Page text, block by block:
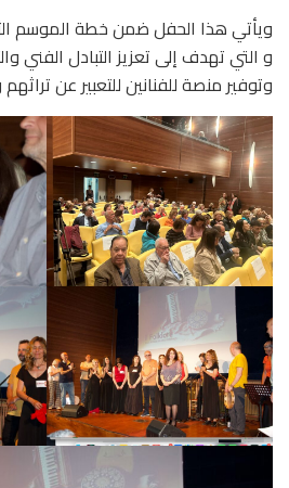
ويأتي هذا الحفل ضمن خطة الموسم
و التي تهدف إلى تعزيز التبادل الفني
وتوفير منصة للفنانين للتعبير عن